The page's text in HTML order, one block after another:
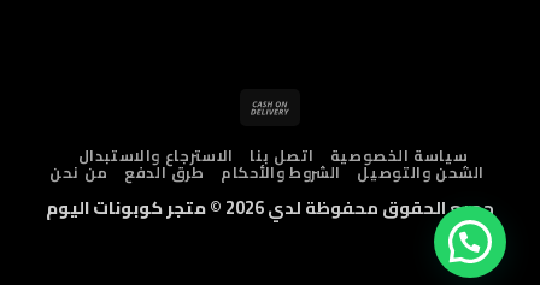
Delivery
سياسة الخصوصية اتصل بنا الاسترجاع والاستبدال
الشحن والتوصيل الشروط والأحكام طرق الدفع من نحن
جميع الحقوق محفوظة لدي 2026 © متجر كوبونات اليوم